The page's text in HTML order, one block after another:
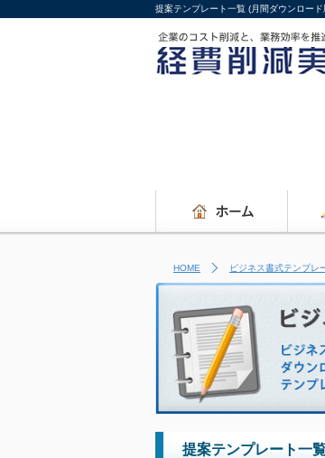
提案テンプレート一覧 (月間ダウンロー
HOME ビジネス書式テンプレ
提案テンプレート一